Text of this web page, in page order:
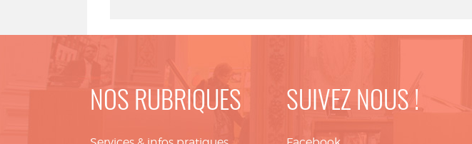
NOS RUBRIQUES SUIVEZ NOUS !